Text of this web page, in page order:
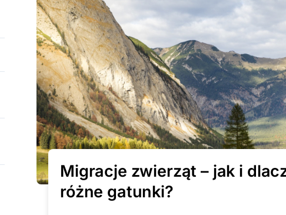
Migracje zwierząt – jak i
różne gatunki?